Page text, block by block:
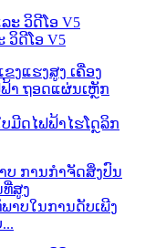
ວິດີໂອ V5
ມີດໄຟຟ້າໄຮໂດຼລິກ
າບໃນການດັບເພີງ